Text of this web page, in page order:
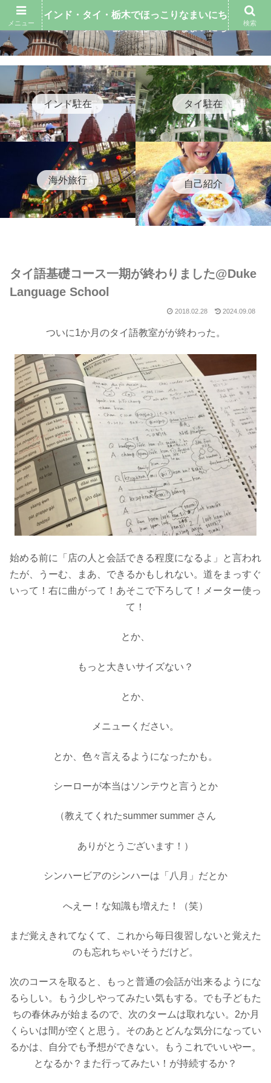
インド駐在 タイ駐在
海外旅行 自己紹介
タイ語基礎コース一期が終わりました@Duke
Language School
2018.02.28 2024.09.08
ついに1か月のタイ語教室がが終わった。
始める前に「店の人と会話できる程度になるよ」と言われ
たが、うーむ、まあ、できるかもしれない。道をまっすぐ
いって！右に曲がって！あそこで下ろして！メーター使っ
て！
とか、
もっと大きいサイズない？
とか、
メニューください。
とか、色々言えるようになったかも。
シーローが本当はソンテウと言うとか
（教えてくれたsummer summer さん
ありがとうございます！）
シンハービアのシンハーは「八月」だとか
へえー！な知識も増えた！（笑）
まだ覚えきれてなくて、これから毎日復習しないと覚えた
のも忘れちゃいそうだけど。
次のコースを取ると、もっと普通の会話が出来るようにな
るらしい。もう少しやってみたい気もする。でも子どもた
ちの春休みが始まるので、次のタームは取れない。2か月
くらいは間が空くと思う。そのあとどんな気分になってい
るかは、自分でも予想ができない。もうこれでいいやー。
となるか？また行ってみたい！が持続するか？
メニュー
インド・タイ・栃木でほっこりなまいにち
検索